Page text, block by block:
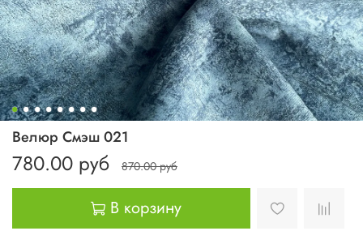
Велюр Смэш 021
780.00 руб 870.00 руб
В корзину